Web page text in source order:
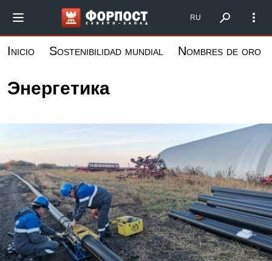
contenido
Форпост Северо-Запад
RU
Inicio Sostenibilidad mundial Nombres de oro
Энергетика